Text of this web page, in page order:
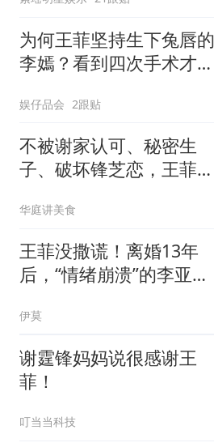
为何王菲坚持生下兔唇的
李嫣？看到四次手术才涅
娱仔品会 2跟贴
不被谢家认可、秘密生
子、破坏锋芝恋，王菲身
华庭讲美食
王菲没撒谎！离婚13年
后，“情绪崩溃”的李亚
伊莫
谢霆锋妈妈说很感谢王
菲！
叮当当科技